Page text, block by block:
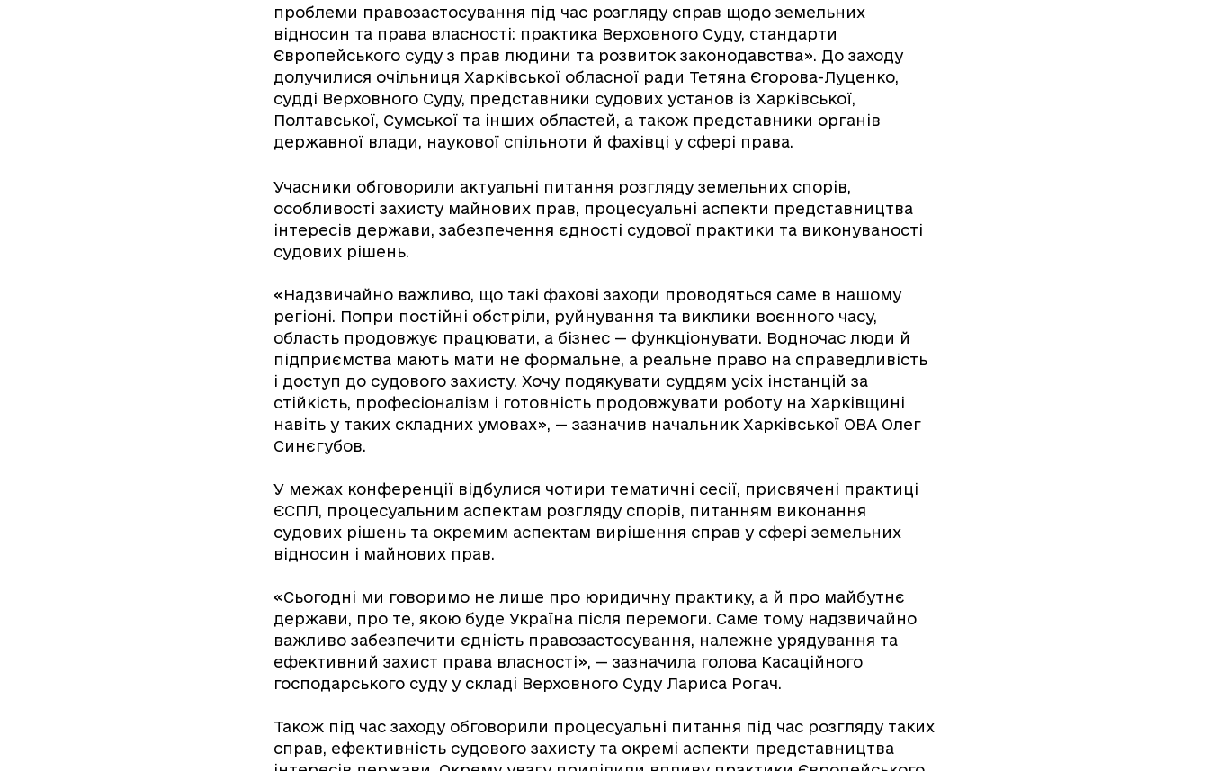
проблеми правозастосування під час розгляду справ щодо земельних
відносин та права власності: практика Верховного Суду, стандарти
Європейського суду з прав людини та розвиток законодавства». До заходу
долучилися очільниця Харківської обласної ради Тетяна Єгорова-Луценко,
судді Верховного Суду, представники судових установ із Харківської,
Полтавської, Сумської та інших областей, а також представники органів
державної влади, наукової спільноти й фахівці у сфері права.
Учасники обговорили актуальні питання розгляду земельних спорів,
особливості захисту майнових прав, процесуальні аспекти представництва
інтересів держави, забезпечення єдності судової практики та виконуваності
судових рішень.
«Надзвичайно важливо, що такі фахові заходи проводяться саме в нашому
регіоні. Попри постійні обстріли, руйнування та виклики воєнного часу,
область продовжує працювати, а бізнес — функціонувати. Водночас люди й
підприємства мають мати не формальне, а реальне право на справедливість
і доступ до судового захисту. Хочу подякувати суддям усіх інстанцій за
стійкість, професіоналізм і готовність продовжувати роботу на Харківщині
навіть у таких складних умовах», — зазначив начальник Харківської ОВА Олег
Синєгубов.
У межах конференції відбулися чотири тематичні сесії, присвячені практиці
ЄСПЛ, процесуальним аспектам розгляду спорів, питанням виконання
судових рішень та окремим аспектам вирішення справ у сфері земельних
відносин і майнових прав.
«Сьогодні ми говоримо не лише про юридичну практику, а й про майбутнє
держави, про те, якою буде Україна після перемоги. Саме тому надзвичайно
важливо забезпечити єдність правозастосування, належне урядування та
ефективний захист права власності», — зазначила голова Касаційного
господарського суду у складі Верховного Суду Лариса Рогач.
Також під час заходу обговорили процесуальні питання під час розгляду таких
справ, ефективність судового захисту та окремі аспекти представництва